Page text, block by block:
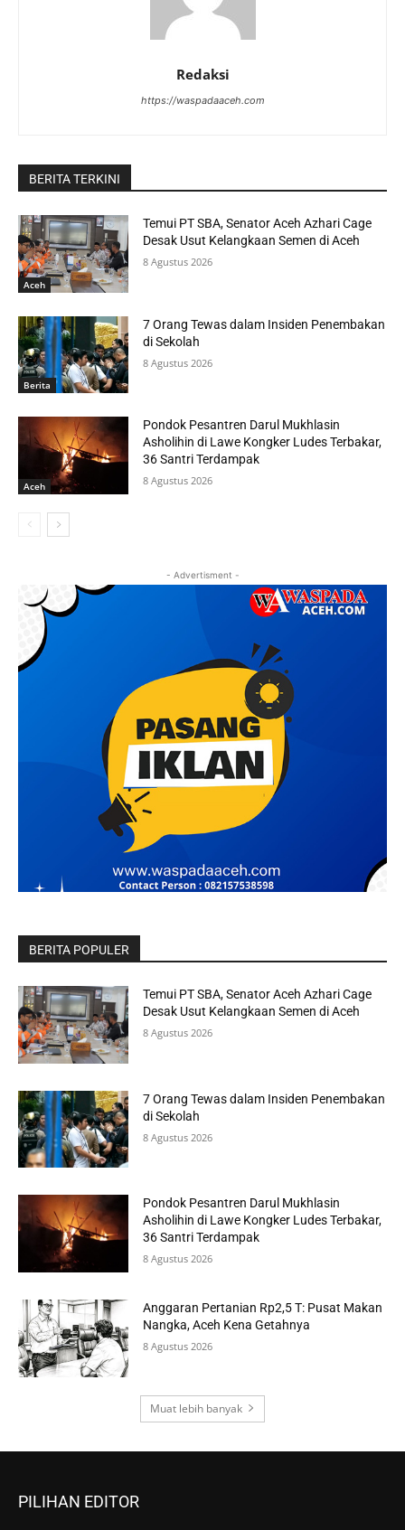
Redaksi
https://waspadaaceh.com
BERITA TERKINI
Aceh
Temui PT SBA, Senator Aceh Azhari Cage
Desak Usut Kelangkaan Semen di Aceh
8 Agustus 2026
Berita
7 Orang Tewas dalam Insiden Penembakan
di Sekolah
8 Agustus 2026
Aceh
Pondok Pesantren Darul Mukhlasin
Asholihin di Lawe Kongker Ludes Terbakar,
36 Santri Terdampak
8 Agustus 2026
- Advertisment -
BERITA POPULER
Temui PT SBA, Senator Aceh Azhari Cage
Desak Usut Kelangkaan Semen di Aceh
8 Agustus 2026
7 Orang Tewas dalam Insiden Penembakan
di Sekolah
8 Agustus 2026
Pondok Pesantren Darul Mukhlasin
Asholihin di Lawe Kongker Ludes Terbakar,
36 Santri Terdampak
8 Agustus 2026
Anggaran Pertanian Rp2,5 T: Pusat Makan
Nangka, Aceh Kena Getahnya
8 Agustus 2026
Muat lebih banyak
PILIHAN EDITOR